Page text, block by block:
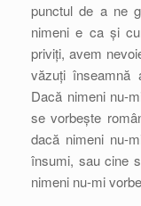
punctul de a ne
nimeni e ca și
priviți, avem
văzuți înseamnă
Dacă nimeni nu-
se vorbește
dacă nimeni nu-
însumi, sau cine
nimeni nu-mi